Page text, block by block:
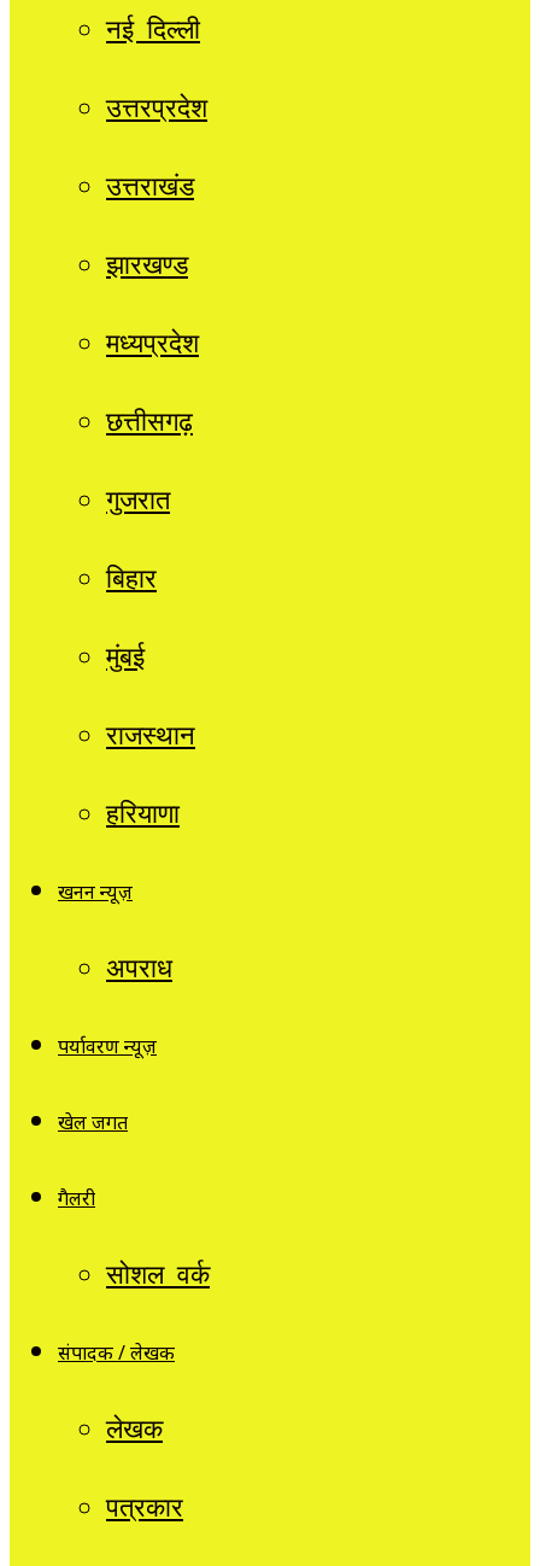
नई दिल्ली
उत्तरप्रदेश
उत्तराखंड
झारखण्ड
मध्यप्रदेश
छत्तीसगढ़
गुजरात
बिहार
मुंबई
राजस्थान
हरियाणा
खनन न्यूज़
अपराध
पर्यावरण न्यूज़
खेल जगत
गैलरी
सोशल वर्क
संपादक / लेखक
लेखक
पत्रकार